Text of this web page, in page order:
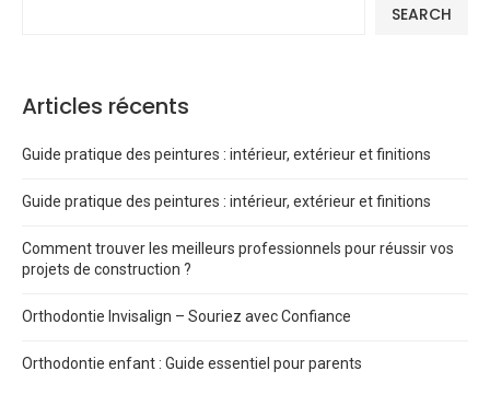
SEARCH
Articles récents
Guide pratique des peintures : intérieur, extérieur et finitions
Guide pratique des peintures : intérieur, extérieur et finitions
Comment trouver les meilleurs professionnels pour réussir vos
projets de construction ?
Orthodontie Invisalign – Souriez avec Confiance
Orthodontie enfant : Guide essentiel pour parents